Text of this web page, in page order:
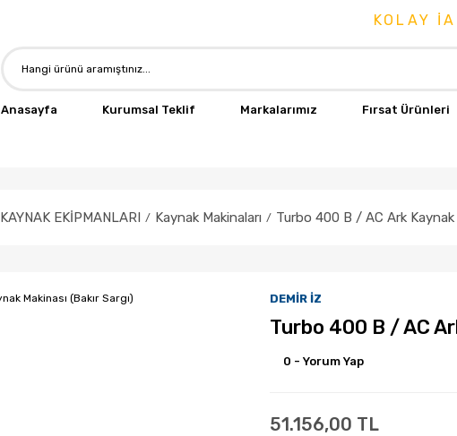
KOLAY İADE &
Anasayfa Kurumsal Teklif Markalarımız Fırsat Ürünleri
KAYNAK EKİPMANLARI Kaynak Makinaları Turbo 400 B / AC Ark Kaynak
DEMİR İZ
Turbo 400 B / AC
0 - Yorum Yap
51.156,00 TL